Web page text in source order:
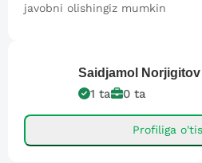
javobni olishingiz mumkin
Saidjamol Norjigitov
1 ta 0 ta
Profiliga